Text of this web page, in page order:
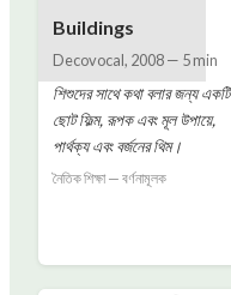
Buildings
Decovocal, 2008— 5 min
শিশুদের সাথে কথা বলার জন্য একটি
ছোট ফিল্ম, রূপক এবং মূল উপায়ে,
পার্থক্য এবং বর্জনের থিম।
নৈতিক শিক্ষা — বর্ণনামূলক